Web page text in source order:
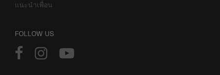
แนะนำเพื่อน
FOLLOW US